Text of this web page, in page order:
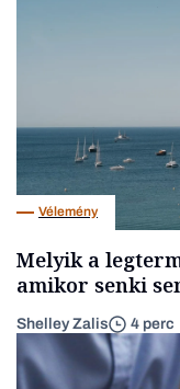
Vélemény
Melyik a
amikor senki
Shelley Zalis 4 perc